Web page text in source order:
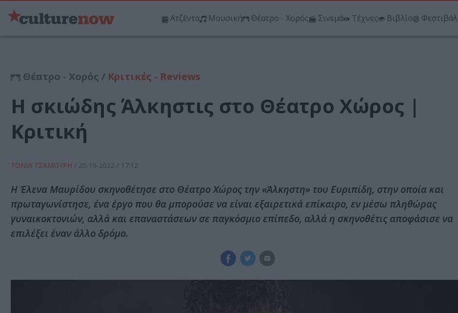
Ατζέντα Μουσική Θέατρο - Χορός Σινεμά Τέχνες Βιβλίο Φεστιβάλ
Θέατρο - Χορός / Κριτικές - Reviews
Η σκιώδης Άλκηστις στο Θέατρο Χώρος |
Κριτική
ΤΟΝΙΑ ΤΣΑΜΟΥΡΗ / 25-10-2022 / 17:12
Η Έλενα Μαυρίδου σκηνοθέτησε στο Θέατρο Χώρος την «Άλκηστη» του Ευριπίδη, στην οποία και
πρωταγωνίστησε, ένα έργο που θα μπορούσε να είναι εξαιρετικά επίκαιρο, εν μέσω πληθώρας
γυναικοκτονιών, αλλά και επαναστάσεων σε παγκόσμιο επίπεδο, αλλά η σκηνοθέτις αποφάσισε να
επιλέξει έναν άλλο δρόμο.